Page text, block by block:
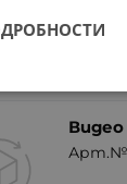
Видео
Арт.№: